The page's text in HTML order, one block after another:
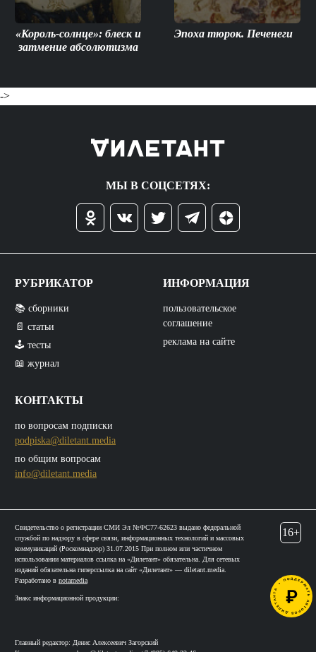
«Король-солнце»: блеск и
затмение абсолютизма
Эпоха тюрок. Печенеги
->
МЫ В СОЦСЕТЯХ:
РУБРИКАТОР
📚 сборники
📄 статьи
🕹️ тесты
📖 журнал
КОНТАКТЫ
по вопросам подписки
podpiska@diletant.media
по общим вопросам
info@diletant.media
ИНФОРМАЦИЯ
пользовательское
соглашение
реклама на сайте
Свидетельство о регистрации СМИ Эл №ФС77-62623 выдано федеральной
службой по надзору в сфере связи, информационных технологий и массовых
коммуникаций (Роскомнадзор) 31.07.2015 При полном или частичном
использовании материалов ссылка на «Дилетант» обязательна. Для сетевых
изданий обязательна гиперссылка на сайт «Дилетант» — diletant.media.
Разработано в notamedia
Знакс информационной продукции:
Главный редактор: Денис Алексеевич Загорский
16+